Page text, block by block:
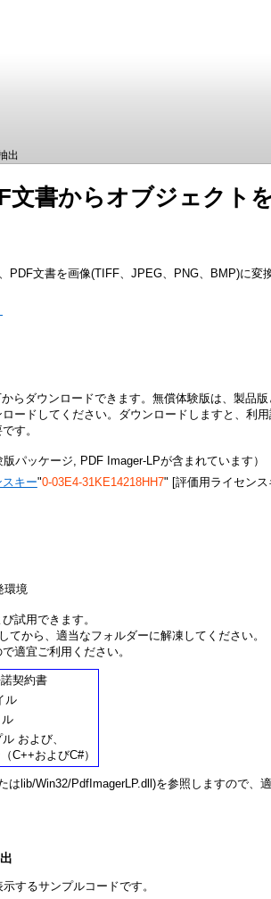
出
文書からオブジェクト
PDF文書を画像(TIFF、JPEG、PNG、BMP)に変
らダウンロードできます。無償体験版は、製品
ードしてください。ダウンロードしますと、利
す。
版パッケージ, PDF Imager-LPが含まれています）
キー"0-03E4-31KE14218HH7" [評価用ライセン
環境
試用できます。
してから、適当なフォルダーに解凍してください。
適宜ご利用ください。
契約書
ル
および、
C++およびC#）
はlib/Win32/PdfImagerLP.dll)を参照しますので、
するサンプルコードです。